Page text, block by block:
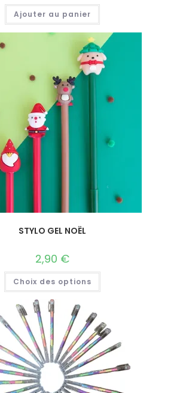
Ajouter au panier
STYLO GEL NOËL
2,90 €
Choix des options